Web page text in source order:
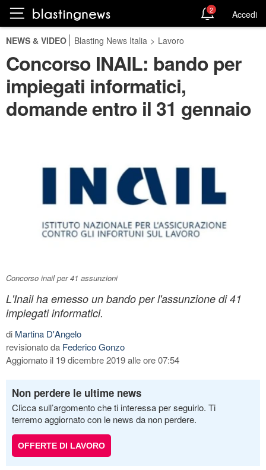
2 Accedi
NEWS & VIDEO Blasting News Italia > Lavoro
Concorso INAIL: bando per
impiegati informatici,
domande entro il 31 gennaio
Concorso inail per 41 assunzioni
L'Inail ha emesso un bando per l'assunzione di 41
impiegati informatici.
di Martina D'Angelo
revisionato da Federico Gonzo
Aggiornato il 19 dicembre 2019 alle ore 07:54
Non perdere le ultime news
Clicca sull’argomento che ti interessa per seguirlo. Ti
terremo aggiornato con le news da non perdere.
OFFERTE DI LAVORO